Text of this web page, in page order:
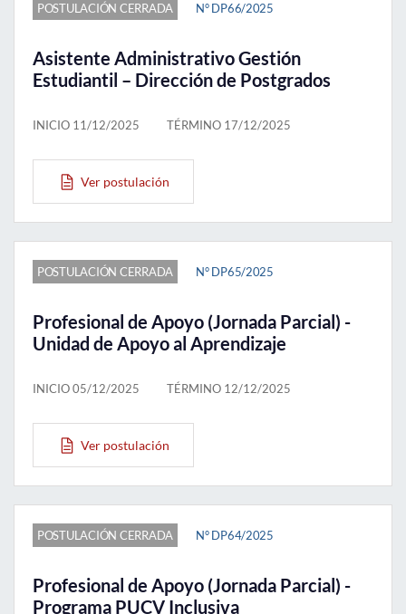
POSTULACIÓN CERRADA N° DP66/2025
Asistente Administrativo Gestión
Estudiantil – Dirección de Postgrados
INICIO 11/12/2025 TÉRMINO 17/12/2025
Ver postulación
POSTULACIÓN CERRADA N° DP65/2025
Profesional de Apoyo (Jornada Parcial) -
Unidad de Apoyo al Aprendizaje
INICIO 05/12/2025 TÉRMINO 12/12/2025
Ver postulación
POSTULACIÓN CERRADA N° DP64/2025
Profesional de Apoyo (Jornada Parcial) -
Programa PUCV Inclusiva